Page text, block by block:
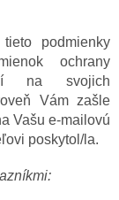
podmienky
ochrany
na svojich
Vám zašle
Vašu e-mailovú
poskytol/la.